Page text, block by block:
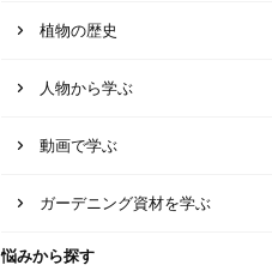
植物の歴史
人物から学ぶ
動画で学ぶ
ガーデニング資材を学ぶ
悩みから探す